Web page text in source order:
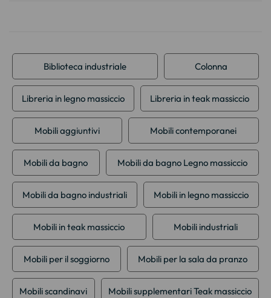
Biblioteca industriale Colonna
Libreria in legno massiccio Libreria in teak massiccio
Mobili aggiuntivi Mobili contemporanei
Mobili da bagno Mobili da bagno Legno massiccio
Mobili da bagno industriali Mobili in legno massiccio
Mobili in teak massiccio Mobili industriali
Mobili per il soggiorno Mobili per la sala da pranzo
Mobili scandinavi Mobili supplementari Teak massiccio